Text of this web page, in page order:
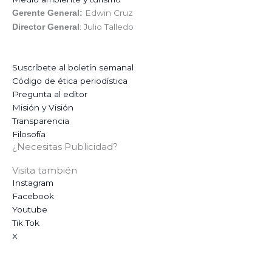
Gerente General: Edwin Cruz
Director General : Julio Talledo
Suscríbete al boletín semanal
Código de ética periodística
Pregunta al editor
Misión y Visión
Transparencia
Filosofía
¿Necesitas Publicidad?
Visita también
Instagram
Facebook
Youtube
Tik Tok
X